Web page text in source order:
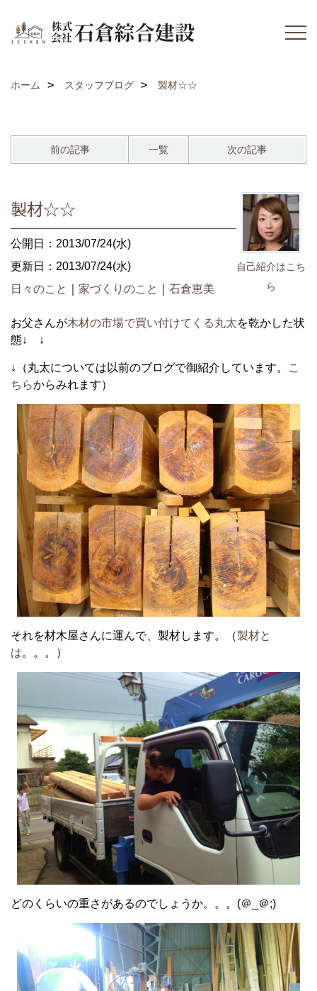
ホーム スタッフブログ 製材☆☆
前の記事 一覧 次の記事
自己紹介はこち
ら
製材☆☆
公開日：2013/07/24(水)
更新日：2013/07/24(水)
日々のこと
家づくりのこと 石倉恵美
お父さんが木材の市場で買い付けてくる丸太を乾かした状
態↓ ↓
↓（丸太については以前のブログで御紹介しています。
こ
ちらからみれます）
それを材木屋さんに運んで、製材します。（製材と
は。。。）
どのくらいの重さがあるのでしょうか。。。(＠_＠;)